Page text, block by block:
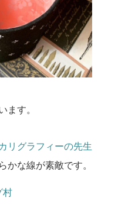
ます。
カリグラフィーの先生
かな線が素敵です。
村